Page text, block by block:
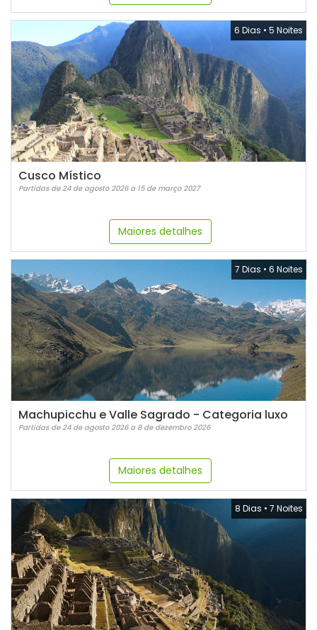
6 Dias • 5 Noites
Cusco Místico
Partidas de 24 de agosto 2026 a 15 de março 2027
Maiores detalhes
7 Dias • 6 Noites
Machupicchu e Valle Sagrado - Categoria luxo
Partidas de 24 de agosto 2026 a 8 de dezembro 2026
Maiores detalhes
8 Dias • 7 Noites